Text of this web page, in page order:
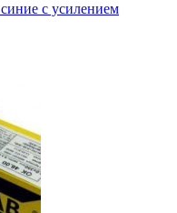
с усилением